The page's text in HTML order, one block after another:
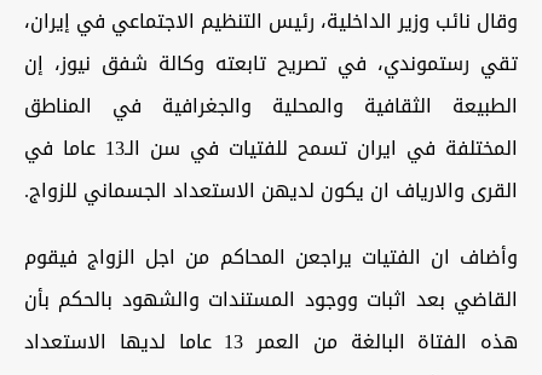
وقال نائب وزير الداخلية، رئيس التنظيم الاجتماعي في إيران،
تقي رستموندي، في تصريح تابعته وكالة شفق نيوز، إن
الطبيعة الثقافية والمحلية والجغرافية في المناطق
المختلفة في ايران تسمح للفتيات في سن الـ13 عاما في
القرى والارياف ان يكون لديهن الاستعداد الجسماني للزواج.
وأضاف ان الفتيات يراجعن المحاكم من اجل الزواج فيقوم
القاضي بعد اثبات ووجود المستندات والشهود بالحكم بأن
هذه الفتاة البالغة من العمر 13 عاما لديها الاستعداد